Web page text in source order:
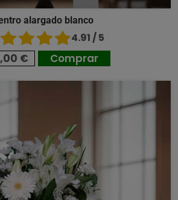
alargado blanco
4.91 / 5
€ Comprar